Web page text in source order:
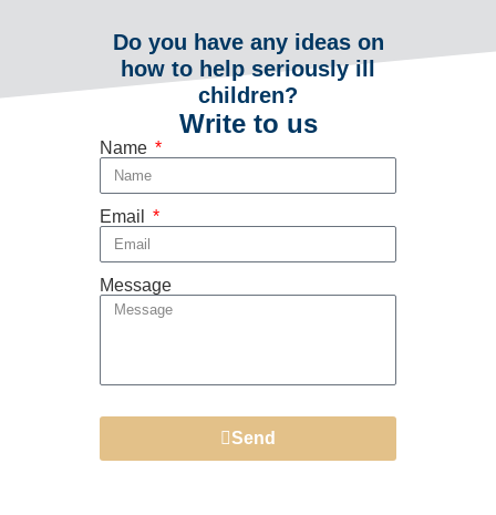
Do you have any ideas on
how to help seriously ill
children?
Write to us
Name
Email
Message
Send